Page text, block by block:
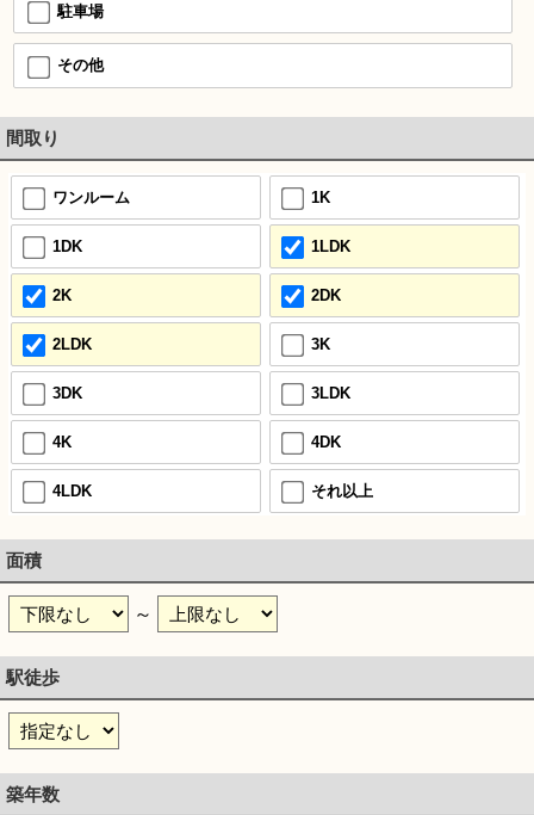
駐車場
その他
間取り
ワンルーム 1K
1DK 1LDK
2K 2DK
2LDK 3K
3DK 3LDK
4K 4DK
4LDK それ以上
面積
～
駅徒歩
築年数